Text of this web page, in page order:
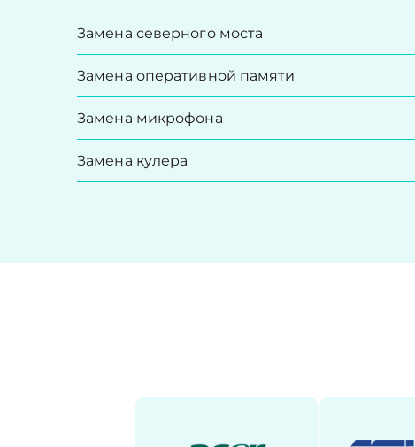
Замена северного моста
Замена оперативной памяти
Замена микрофона
Замена кулера